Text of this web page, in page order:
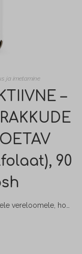
ja imetamine
–
90